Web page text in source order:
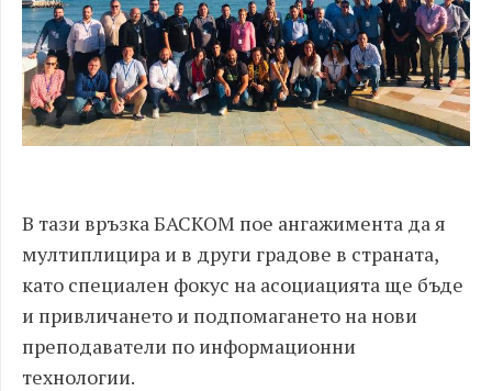
В тази връзка БАСКОМ пое ангажимента да я
мултиплицира и в други градове в страната,
като специален фокус на асоциацията ще бъде
и привличането и подпомагането на нови
преподаватели по информационни
технологии.